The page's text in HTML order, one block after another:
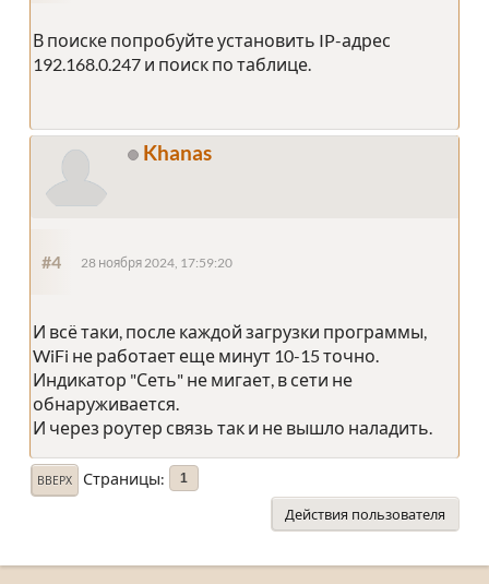
В поиске попробуйте установить IP-адрес
192.168.0.247 и поиск по таблице.
Khanas
#4 28 ноября 2024, 17:59:20
И всё таки, после каждой загрузки программы,
WiFi не работает еще минут 10-15 точно.
Индикатор "Сеть" не мигает, в сети не
обнаруживается.
И через роутер связь так и не вышло наладить.
ВВЕРХ Страницы 1
Действия пользователя